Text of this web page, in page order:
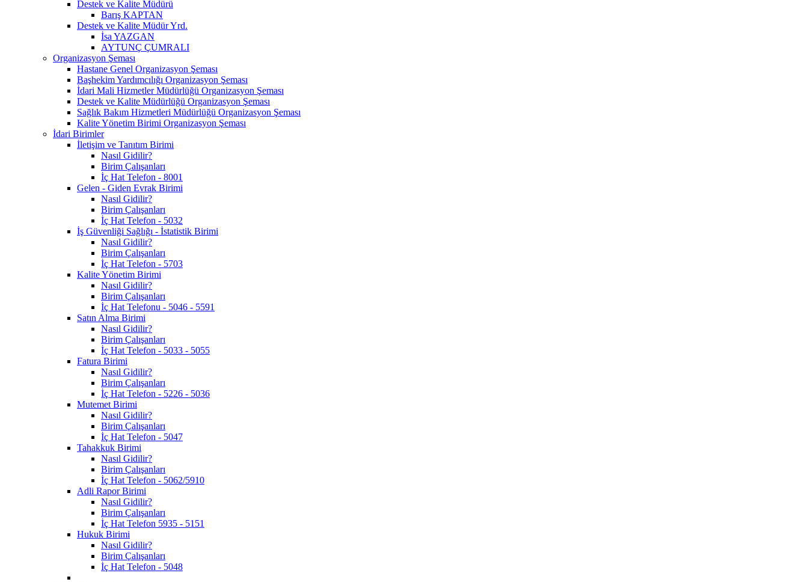
Destek ve Kalite Müdürü
Barış KAPTAN
Destek ve Kalite Müdür Yrd.
İsa YAZGAN
AYTUNÇ ÇUMRALI
Organizasyon Şeması
Hastane Genel Organizasyon Şeması
Başhekim Yardımcılığı Organizasyon Şeması
İdari Mali Hizmetler Müdürlüğü Organizasyon Şeması
Destek ve Kalite Müdürlüğü Organizasyon Şeması
Sağlık Bakım Hizmetleri Müdürlüğü Organizasyon Şeması
Kalite Yönetim Birimi Organizasyon Şeması
İdari Birimler
İletişim ve Tanıtım Birimi
Nasıl Gidilir?
Birim Çalışanları
İç Hat Telefon - 8001
Gelen - Giden Evrak Birimi
Nasıl Gidilir?
Birim Çalışanları
İç Hat Telefon - 5032
İş Güvenliği Sağlığı - İstatistik Birimi
Nasıl Gidilir?
Birim Çalışanları
İç Hat Telefon - 5703
Kalite Yönetim Birimi
Nasıl Gidilir?
Birim Çalışanları
İç Hat Telefonu - 5046 - 5591
Satın Alma Birimi
Nasıl Gidilir?
Birim Çalışanları
İç Hat Telefon - 5033 - 5055
Fatura Birimi
Nasıl Gidilir?
Birim Çalışanları
İç Hat Telefon - 5226 - 5036
Mutemet Birimi
Nasıl Gidilir?
Birim Çalışanları
İç Hat Telefon - 5047
Tahakkuk Birimi
Nasıl Gidilir?
Birim Çalışanları
İç Hat Telefon - 5062/5910
Adli Rapor Birimi
Nasıl Gidilir?
Birim Çalışanları
İç Hat Telefon 5935 - 5151
Hukuk Birimi
Nasıl Gidilir?
Birim Çalışanları
İç Hat Telefon - 5048